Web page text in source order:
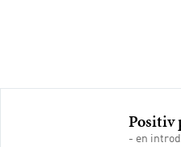
Positiv
- en